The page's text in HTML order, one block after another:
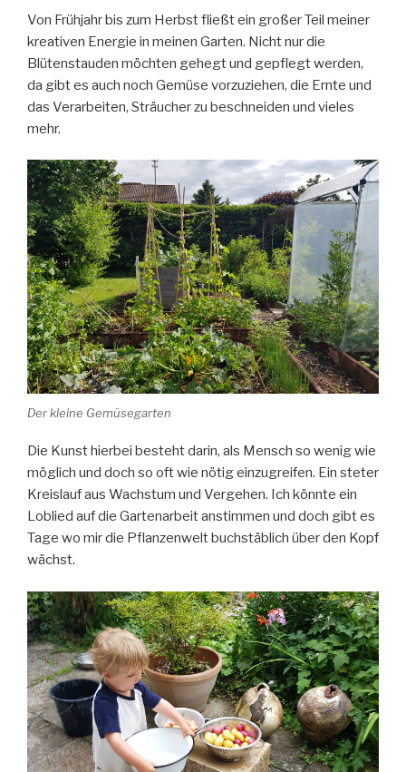
Von Frühjahr bis zum Herbst fließt ein großer Teil meiner
kreativen Energie in meinen Garten. Nicht nur die
Blütenstauden möchten gehegt und gepflegt werden,
da gibt es auch noch Gemüse vorzuziehen, die Ernte und
das Verarbeiten, Sträucher zu beschneiden und vieles
mehr.
Der kleine Gemüsegarten
Die Kunst hierbei besteht darin, als Mensch so wenig wie
möglich und doch so oft wie nötig einzugreifen. Ein steter
Kreislauf aus Wachstum und Vergehen. Ich könnte ein
Loblied auf die Gartenarbeit anstimmen und doch gibt es
Tage wo mir die Pflanzenwelt buchstäblich über den Kopf
wächst.